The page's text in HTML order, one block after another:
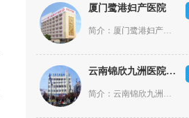
厦门鹭港妇产医院
简介：厦门鹭港妇产医院是一家依照厦门市政府规划部署，经厦门市卫生局批准成立的，集医疗、科研、预防、保健为一体的二级妇产专科医院。坐落于现代化的港口风景旅游城市厦门市，经济、文化、交通——厦门火车站正对面(厦门市湖滨东路9号)，西临罗宾森商业，东朝厦门梧村长途汽车站。是厦门市核心地带，商贸经济繁华，交通便利，环璄优美。
云南锦欣九洲医院男科
简介：云南锦欣九洲医院是一所按照国家标准建设的现代化医院，医院成立于2002年，原名云南九洲泌尿生殖专科医院，开设有泌尿外科、男性科、妇产科、不孕不育科四大特色专科以及内科、外科、皮肤科、中医科、麻醉科、影像科、检验科、病理科等专业科室